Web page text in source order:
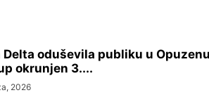
oduševila publiku u
okrunjen 3....
2026